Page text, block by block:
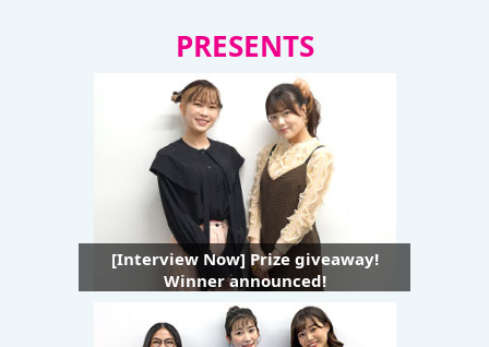
PRESENTS
[Interview Now] Prize giveaway!
Winner announced!